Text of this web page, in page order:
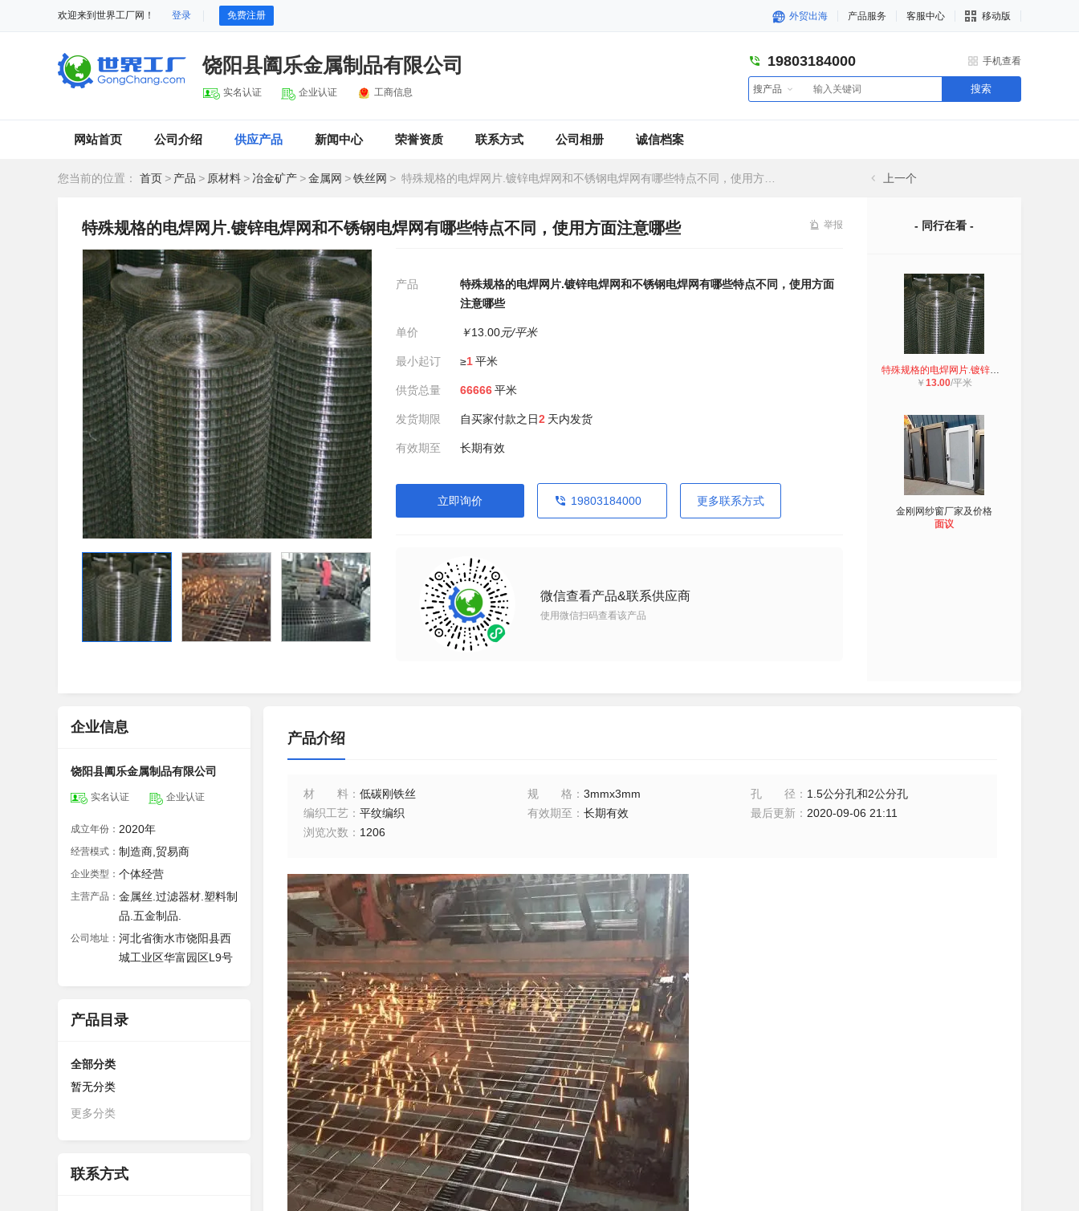
欢迎来到世界工厂网！ 登录 免费注册 外贸出海 产品服务 客服中心 移动版
饶阳县阖乐金属制品有限公司
实名认证 企业认证 工商信息
19803184000 手机查看
搜产品 搜索
网站首页 公司介绍 供应产品 新闻中心 荣誉资质 联系方式 公司相册 诚信档案
您当前的位置： 首页 > 产品 > 原材料 > 冶金矿产 >金属网 >铁丝网 > 特殊规格的电焊网片.镀锌电焊网和不锈钢电焊网有哪些特点不同，使用方面注意哪些 上一个
特殊规格的电焊网片.镀锌电焊网和不锈钢电焊网有哪些特点不同，使用方面注意哪些 举报
产品
特殊规格的电焊网片.镀锌电焊网和不锈钢电焊网有哪些特点不同，使用方面
注意哪些
单价 ￥13.00元/平米
最小起订 ≥1平米
供货总量 66666平米
发货期限 自买家付款之日2 天内发货
有效期至 长期有效
立即询价 19803184000 更多联系方式
微信查看产品&联系供应商
使用微信扫码查看该产品
- 同行在看 -
特殊规格的电焊网片.镀锌电焊网和不
￥ 13.00/平米
金刚网纱窗厂家及价格
面议
企业信息
饶阳县阖乐金属制品有限公司
实名认证 企业认证
成立年份： 2020年
经营模式： 制造商,贸易商
企业类型： 个体经营
主营产品： 金属丝.过滤器材.塑料制
品.五金制品.
公司地址： 河北省衡水市饶阳县西
城工业区华富园区L9号
产品目录
全部分类
暂无分类
更多分类
联系方式
产品介绍
材料 ： 低碳刚铁丝 规格 ： 3mmx3mm 孔径 ： 1.5公分孔和2公分孔
编织工艺 ： 平纹编织 有效期至 ： 长期有效 最后更新 ： 2020-09-06 21:11
浏览次数 ： 1206